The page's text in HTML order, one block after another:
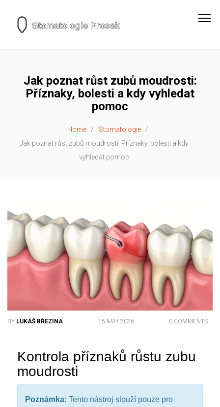
Jak poznat růst zubů moudrosti:
Příznaky, bolesti a kdy vyhledat
pomoc
Home
Stomatologie
Jak poznat růst zubů moudrosti: Příznaky, bolesti a kdy
vyhledat pomoc
BY LUKÁŠ BŘEZINA 15 MAY 2026 0 COMMENTS
Kontrola příznaků růstu zubu
moudrosti
Poznámka: Tento nástroj slouží pouze pro